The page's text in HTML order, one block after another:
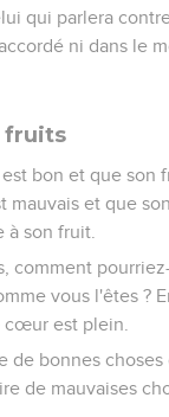
qui parlera
ni dans le
fruits
bon et que son
mauvais et que
à son fruit.
comment
vous l'êtes ?
est plein.
de bonnes
de mauvaises